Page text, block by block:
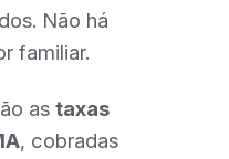
Não há
familiar.
astaxas
, cobradas